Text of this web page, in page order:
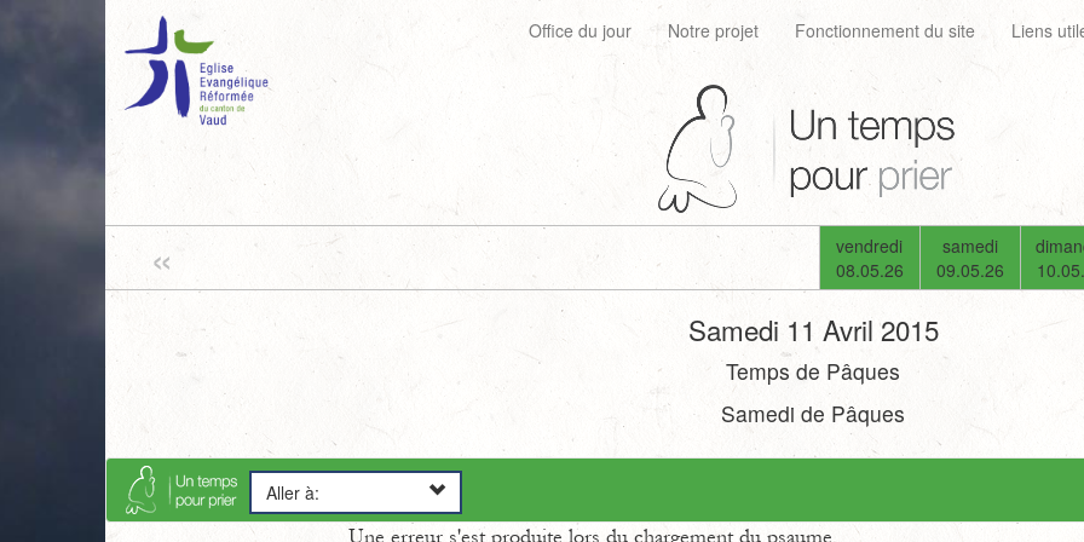
Office du jour Notre projet Fonctionnement du site Liens
«
vendredi
08.05.26
samedi
09.05.26
Samedi 11 Avril 2015
Temps de Pâques
Samedi de Pâques
Aller à:
Une erreur s'est produite lors du chargement du psaume.